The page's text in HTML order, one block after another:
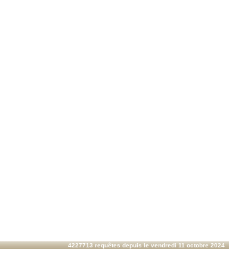
4227713 requêtes depuis le vendredi 11 octobre 2024